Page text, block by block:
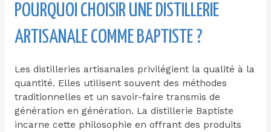
POURQUOI CHOISIR UNE DISTILLERIE
ARTISANALE COMME BAPTISTE ?
Les distilleries artisanales privilégient la qualité à la
quantité. Elles utilisent souvent des méthodes
traditionnelles et un savoir-faire transmis de
génération en génération. La distillerie Baptiste
incarne cette philosophie en offrant des produits